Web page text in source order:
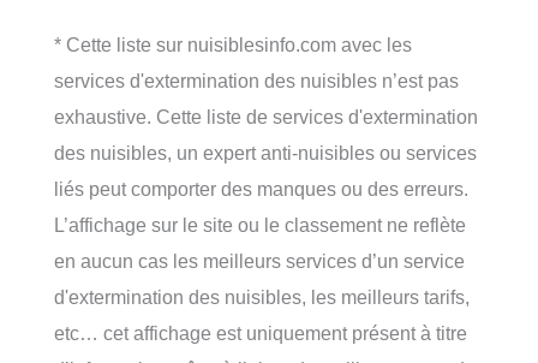
* Cette liste sur nuisiblesinfo.com avec les
services d'extermination des nuisibles n’est pas
exhaustive. Cette liste de services d'extermination
des nuisibles, un expert anti-nuisibles ou services
liés peut comporter des manques ou des erreurs.
L’affichage sur le site ou le classement ne reflète
en aucun cas les meilleurs services d’un service
d'extermination des nuisibles, les meilleurs tarifs,
etc… cet affichage est uniquement présent à titre